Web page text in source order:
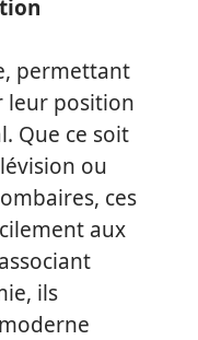
permettant
leur position
Que ce soit
ou
ces
aux
ils